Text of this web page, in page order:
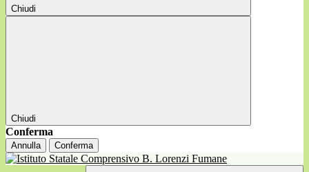
Chiudi
Chiudi
Conferma
Annulla Conferma